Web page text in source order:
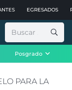
EGRESADOS
Buscar:
Posgrado
PARA LA